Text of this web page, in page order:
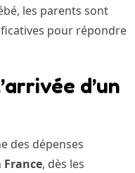
les parents sont
pour répondre
d’un
des dépenses
France, dès les